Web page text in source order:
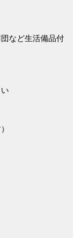
など生活備品付